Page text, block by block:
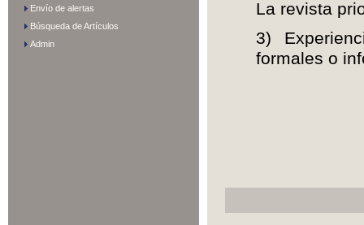
Envío de alertas
Búsqueda de Artículos
Admin
La revista
3)
formales o